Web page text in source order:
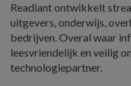
Readiant ontwikkelt
uitgevers, onderwijs,
bedrijven. Overal waar
leesvriendelijk en veilig
technologiepartner.